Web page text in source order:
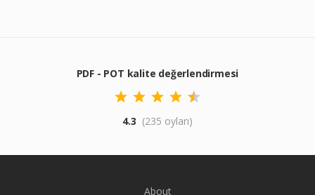
PDF - POT kalite değerlendirmesi
4.3 (235 oyları)
About